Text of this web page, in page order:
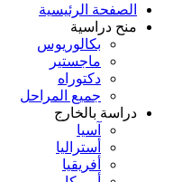
الصفحة الرئيسية
منح دراسية
بكالوريوس
ماجستير
دكتوراه
جميع المراحل
دراسة بالخارج
آسيا
أستراليا
أفريقيا